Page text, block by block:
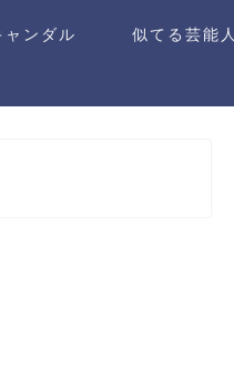
ャンダル 似てる芸能人